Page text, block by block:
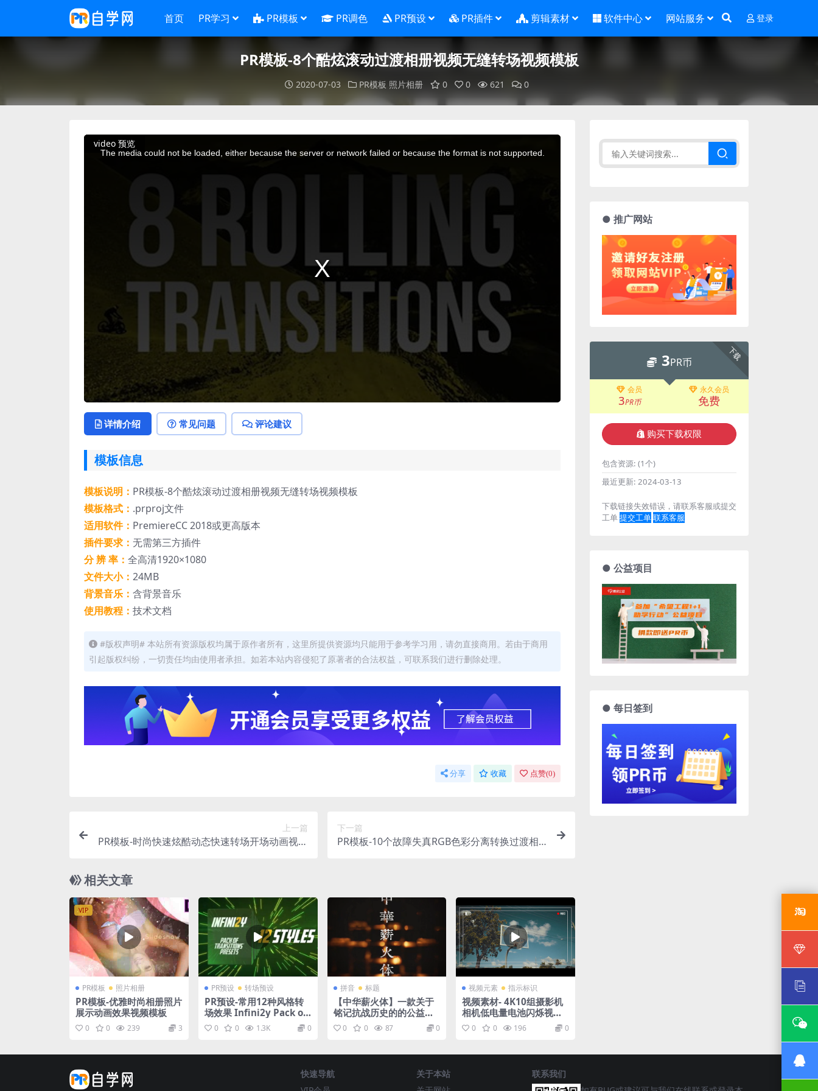
首页 PR学习 PR模板 PR调色 PR预设 PR插件 剪辑素材 软件中心 网站服务 登录
PR模板-8个酷炫滚动过渡相册视频无缝转场视频模板
2020-07-03 PR模板 照片相册 0 0 621 0
video 预览
This
The media could not be loaded, either because the server or network failed or because the format is not supported.
详情介绍 常见问题 评论建议
模板信息
模板说明： PR模板-8个酷炫滚动过渡相册视频无缝转场视频模板
模板格式： .prproj文件
适用软件： PremiereCC 2018或更高版本
插件要求： 无需第三方插件
分 辨 率： 全高清1920×1080
文件大小： 24MB
背景音乐： 含背景音乐
使用教程： 技术文档
#版权声明# 本站所有资源版权均属于原作者所有，这里所提供资源均只能用于参考学习用，请勿直接商用。若由于商用
引起版权纠纷，一切责任均由使用者承担。如若本站内容侵犯了原著者的合法权益，可联系我们进行删除处理。
分享 收藏 点赞(0)
上一篇
PR模板-时尚快速炫酷动态快速转场开场动画视频
下一篇
PR模板-10个故障失真RGB色彩分离转换过渡相
相关文章
VIP
PR模板 照片相册
PR模板-优雅时尚相册照片
展示动画效果视频模板
0 0 239 3
PR预设 转场预设
PR预设-常用12种风格转
场效果 Infini2y Pack of
Transitions
0 0 1.3K 0
拼音 标题
【中华薪火体】一款关于
铭记抗战历史的的公益纪
念字体
0 0 87 0
视频元素 指示标识
视频素材- 4K10组摄影机
相机低电量电池闪烁视频
元素
0 0 196 0
● 推广网站
下载
3PR币
会员
3PR币
永久会员
免费
购买下载权限
包含资源: (1个)
最近更新: 2024-03-13
下载链接失效错误，请联系客服或提交
工单提交工单联系客服
● 公益项目
● 每日签到
快速导航
关于本站
联系我们